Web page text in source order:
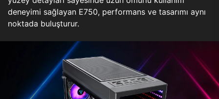
deneyimi sağlayan E750, performans ve tasarımı aynı
noktada buluşturur.